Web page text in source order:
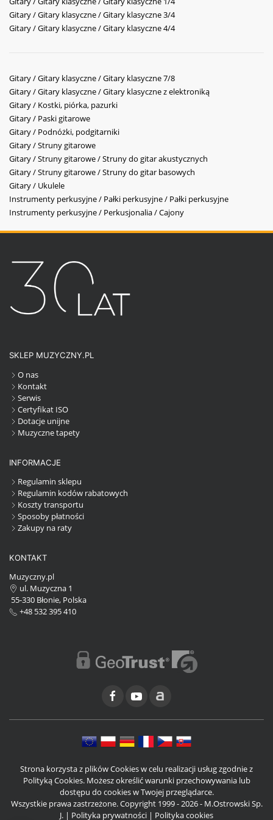
Gitary / Gitary klasyczne / Gitary klasyczne 3/4
Gitary / Gitary klasyczne / Gitary klasyczne 4/4
Gitary / Gitary klasyczne / Gitary klasyczne 7/8
Gitary / Gitary klasyczne / Gitary klasyczne z elektroniką
Gitary / Kostki, piórka, pazurki
Gitary / Paski gitarowe
Gitary / Podnóżki, podgitarniki
Gitary / Struny gitarowe
Gitary / Struny gitarowe / Struny do gitar akustycznych
Gitary / Struny gitarowe / Struny do gitar basowych
Gitary / Ukulele
Instrumenty perkusyjne / Pałki perkusyjne / Pałki perkusyjne
Instrumenty perkusyjne / Perkusjonalia / Cajony
SKLEP MUZYCZNY.PL
O nas
Kontakt
Serwis
Certyfikat ISO
Dotacje unijne
Muzyczne tapety
INFORMACJE
Regulamin sklepu
Regulamin kodów rabatowych
Koszty transportu
Sposoby płatności
Zakupy na raty
KONTAKT
Muzyczny.pl
ul. Muzyczna 1
55-330 Błonie, Polska
+48 532 395 410
Strona korzysta z plików Cookies w celu realizacji usług zgodnie z
Polityką Cookies. Możesz określić warunki przechowywania lub
dostępu do cookies w Twojej przeglądarce.
Wszystkie prawa zastrzeżone. Copyright 1999 - 2026 - M.Ostrowski Sp.
J. | Polityka prywatności | Polityka cookies